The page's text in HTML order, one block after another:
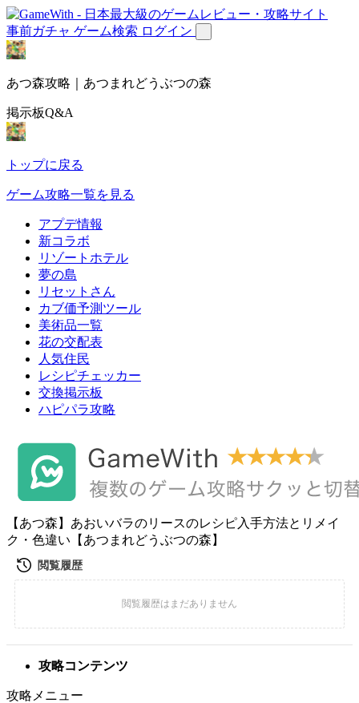
事前ガチャ ゲーム検索 ログイン
あつ森攻略｜あつまれどうぶつの森
掲示板Q&A
トップに戻る
ゲーム攻略一覧を見る
アプデ情報
新コラボ
リゾートホテル
夢の島
リセットさん
カブ価予測ツール
美術品一覧
花の交配表
人気住民
レシピチェッカー
交換掲示板
ハピパラ攻略
【あつ森】あおいバラのリースのレシピ入手方法とリメイ
ク・色違い【あつまれどうぶつの森】
攻略コンテンツ
攻略メニュー